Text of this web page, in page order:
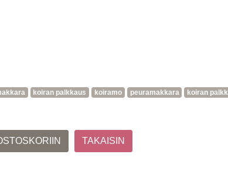
koiran palkkaus koiramo peuramakkara koiran
TAKAISIN